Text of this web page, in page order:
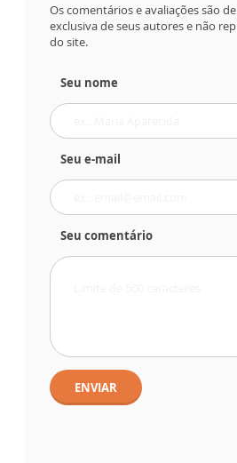
Os comentários e avaliações são
exclusiva de seus autores e não
do site.
Seu nome
Seu e-mail
Seu comentário
ENVIAR